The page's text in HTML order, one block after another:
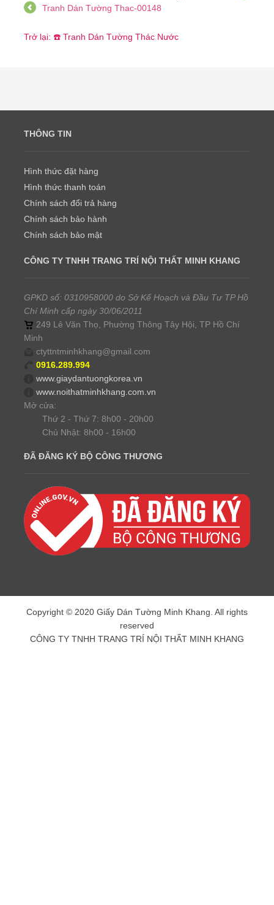
Tranh Dán Tường Thac-00148
Trở lại: ☎️ Tranh Dán Tường Thác Nước
THÔNG TIN
Hình thức đặt hàng
Hình thức thanh toán
Chính sách đổi trả hàng
Chính sách bảo hành
Chính sách bảo mật
CÔNG TY TNHH TRANG TRÍ NỘI THẤT MINH KHANG
GPKD số: 0310958000 do Sở Kế Hoạch và Đầu Tư TP Hồ
Chí Minh cấp ngày 30/06/2011
249 Lê Văn Thọ, Phường Thông Tây Hội, TP Hồ Chí
Minh
ctyttntminhkhang@gmail.com
0916.289.994
www.giaydantuongkorea.vn
www.noithatminhkhang.com.vn
Mở cửa:
Thứ 2 - Thứ 7: 8h00 - 20h00
Chủ Nhật: 8h00 - 16h00
ĐÃ ĐĂNG KÝ BỘ CÔNG THƯƠNG
Copyright © 2020 Giấy Dán Tường Minh Khang. All rights
reserved
CÔNG TY TNHH TRANG TRÍ NỘI THẤT MINH KHANG